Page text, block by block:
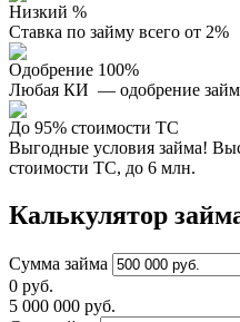
Низкий %
Ставка по займу всего от 2%
Одобрение 100%
Любая КИ — одобрение
До 95% стоимости ТС
Выгодные условия займа!
стоимости ТС, до 6 млн.
Калькулятор
Сумма займа
0 руб.
5 000 000 руб.